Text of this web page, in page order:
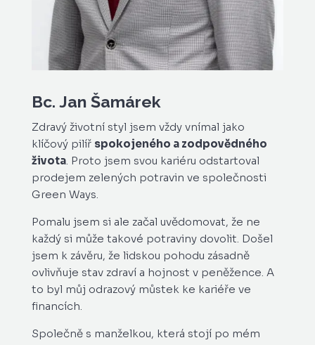
Bc. Jan Šamárek
Zdravý životní styl jsem vždy vnímal jako
klíčový pilíř spokojeného a zodpovědného
života. Proto jsem svou kariéru odstartoval
prodejem zelených potravin ve společnosti
Green Ways.
Pomalu jsem si ale začal uvědomovat, že ne
každý si může takové potraviny dovolit. Došel
jsem k závěru, že lidskou pohodu zásadně
ovlivňuje stav zdraví a hojnost v peněžence. A
to byl můj odrazový můstek ke kariéře ve
financích.
Společně s manželkou, která stojí po mém